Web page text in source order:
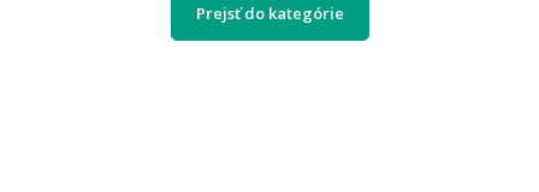
Prejsť do kategórie